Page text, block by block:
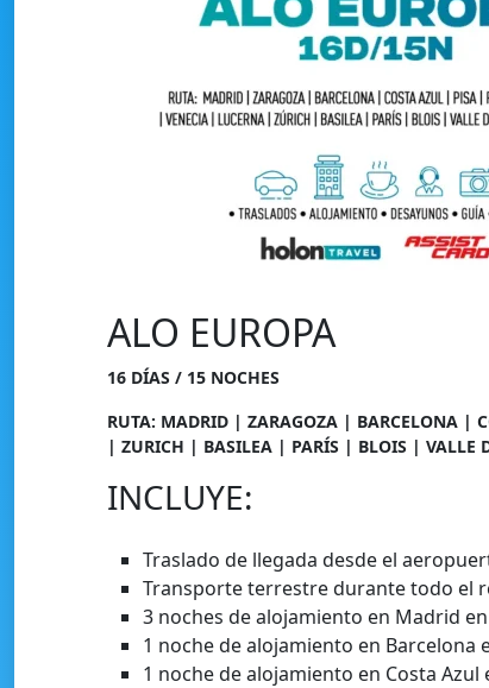
ALO EUROPA
16 DÍAS / 15 NOCHES
RUTA: MADRID | ZARAGOZA | BARCELONA |
| ZURICH | BASILEA | PARÍS | BLOIS | VALLE
INCLUYE:
Traslado de llegada desde el
Transporte terrestre durante todo el
3 noches de alojamiento en Madrid
1 noche de alojamiento en Barcelona
1 noche de alojamiento en Costa